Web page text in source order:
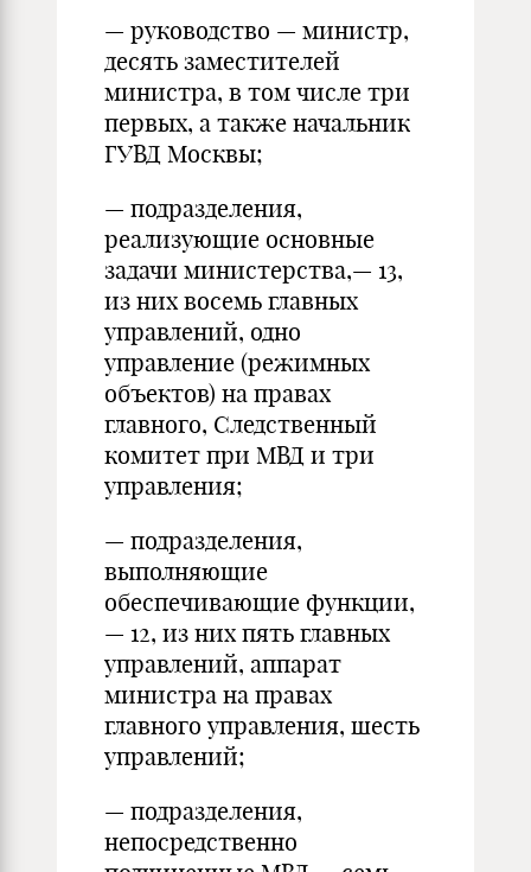
— руководство — министр,
десять заместителей
министра, в том числе три
первых, а также начальник
ГУВД Москвы;
— подразделения,
реализующие основные
задачи министерства,— 13,
из них восемь главных
управлений, одно
управление (режимных
объектов) на правах
главного, Следственный
комитет при МВД и три
управления;
— подразделения,
выполняющие
обеспечивающие функции,
— 12, из них пять главных
управлений, аппарат
министра на правах
главного управления, шесть
управлений;
— подразделения,
непосредственно